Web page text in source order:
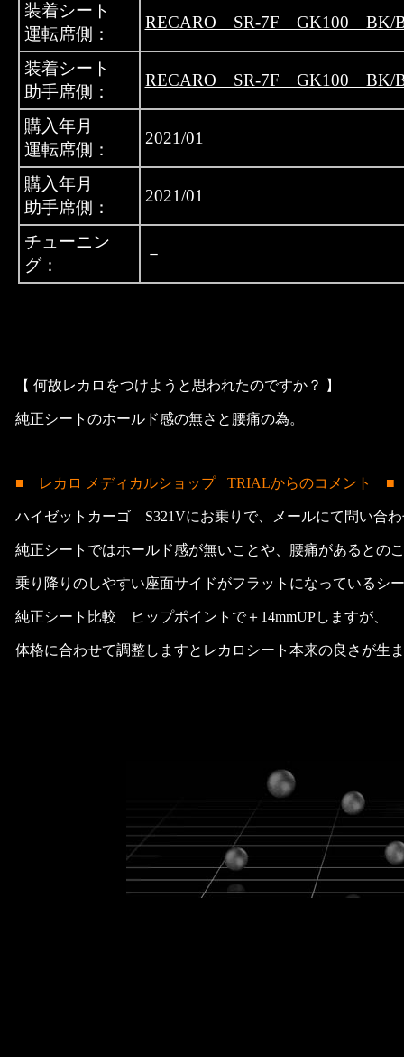
装着シート
運転席側：
RECARO SR-7F GK100 BK/
装着シート
助手席側：
RECARO SR-7F GK100 BK/
購入年月
運転席側：
2021/01
購入年月
助手席側：
2021/01
チューニン
グ：
－
【 何故レカロをつけようと思われたのですか？ 】
純正シートのホールド感の無さと腰痛の為。
■ レカロ メディカルショップ TRIALからのコメント ■
ハイゼットカーゴ S321Vにお乗りで、メールにて問い合
純正シートではホールド感が無いことや、腰痛があるとの
乗り降りのしやすい座面サイドがフラットになっているシ
純正シート比較 ヒップポイントで＋14mmUPしますが、
体格に合わせて調整しますとレカロシート本来の良さが生